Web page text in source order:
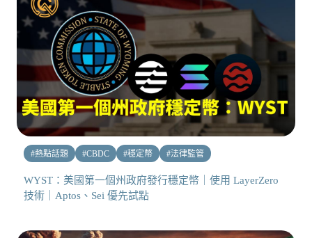
#熱點話題 #CBDC #穩定幣 #法律監管
WYST：美國第一個州政府發行穩定幣｜使用 LayerZero
技術｜Aptos、Sei 優先試點